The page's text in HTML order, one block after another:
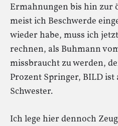
Ermahnungen bis hin zur
meist ich Beschwerde
wieder habe, muss ich
rechnen, als Buhmann
missbraucht zu werden,
Prozent Springer, BILD ist
Schwester.
Ich lege hier dennoch